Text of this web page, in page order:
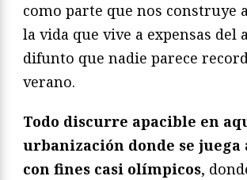
como parte que nos construye
la vida que vive a expensas del
difunto que nadie parece
verano.
Todo discurre apacible en
urbanización donde se
con fines casi olímpicos,